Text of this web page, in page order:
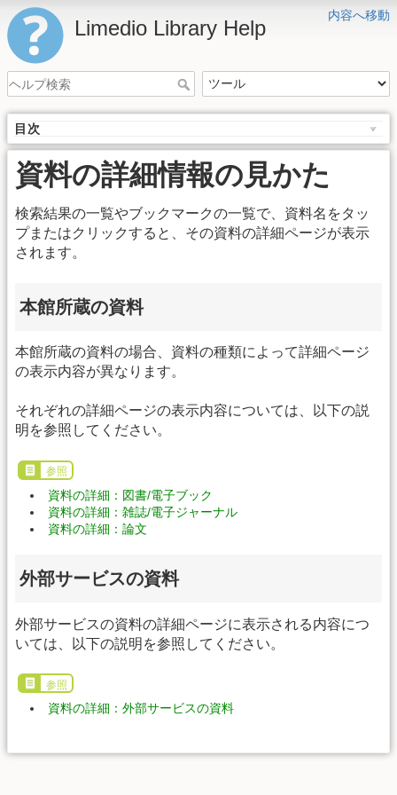
内容へ移動
Limedio Library Help
目次
資料の詳細情報の見かた
検索結果の一覧やブックマークの一覧で、資料名をタッ
プまたはクリックすると、その資料の詳細ページが表示
されます。
本館所蔵の資料
本館所蔵の資料の場合、資料の種類によって詳細ページ
の表示内容が異なります。
それぞれの詳細ページの表示内容については、以下の説
明を参照してください。
参照
資料の詳細：図書/電子ブック
資料の詳細：雑誌/電子ジャーナル
資料の詳細：論文
外部サービスの資料
外部サービスの資料の詳細ページに表示される内容につ
いては、以下の説明を参照してください。
参照
資料の詳細：外部サービスの資料